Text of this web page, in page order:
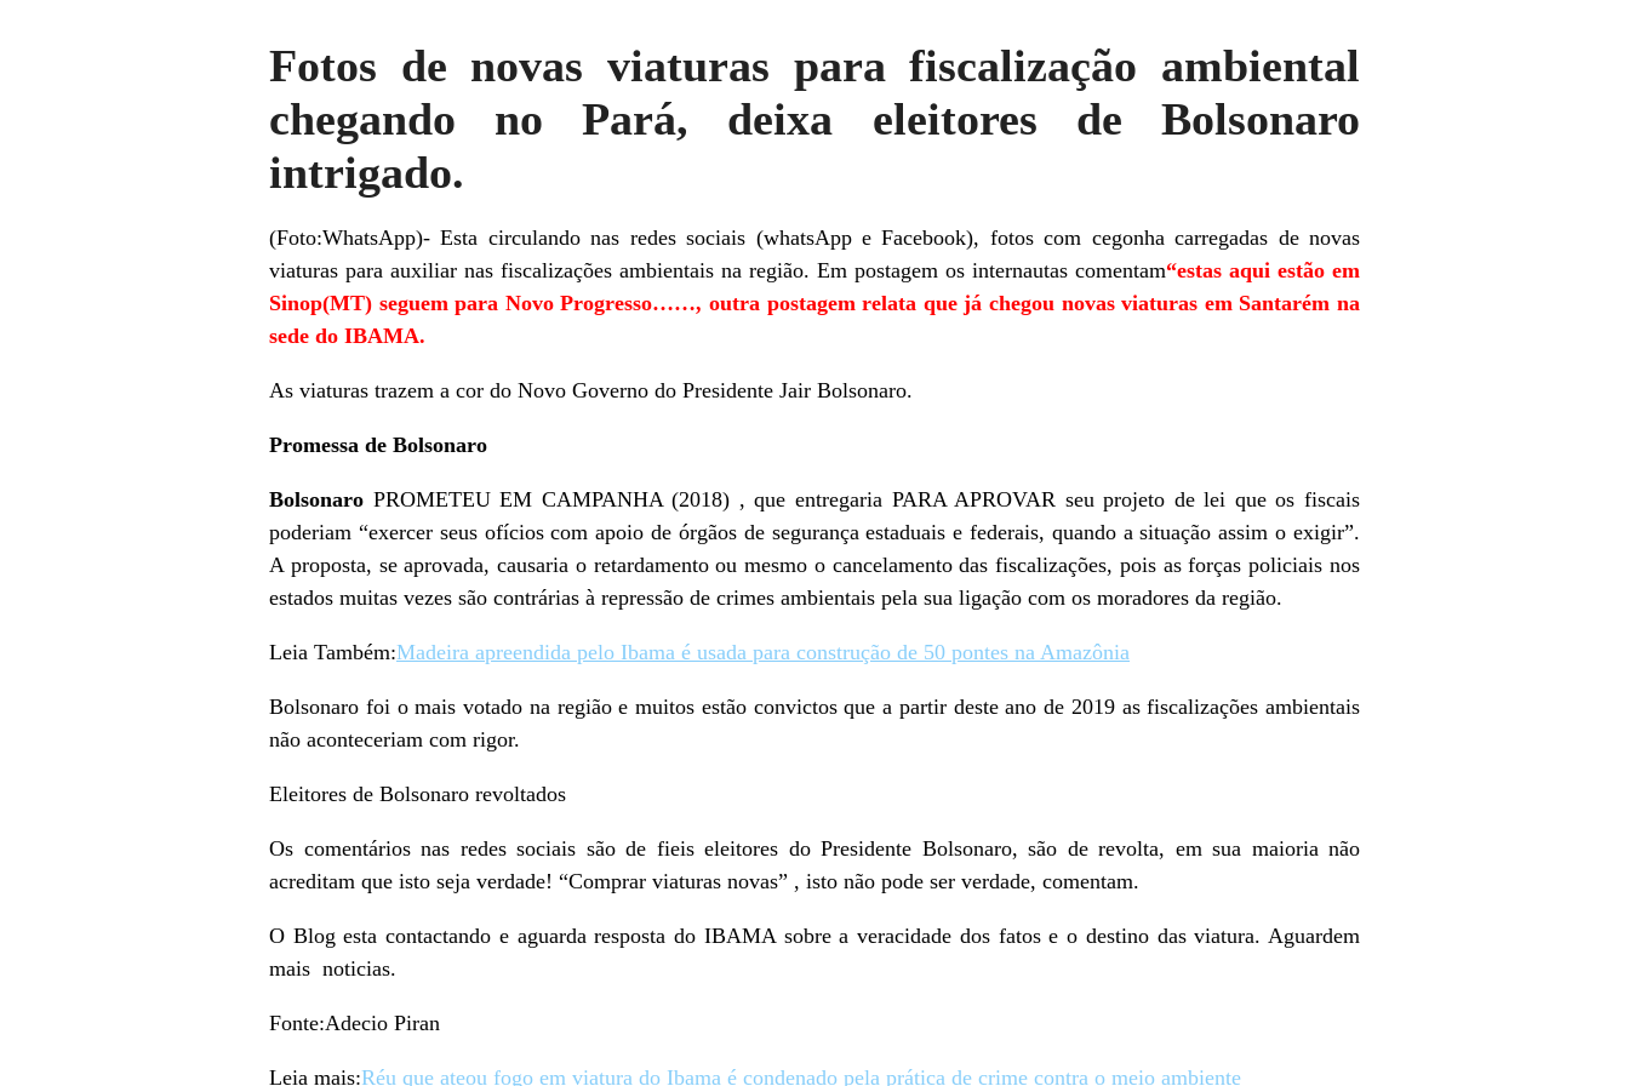
Fotos de novas viaturas para fiscalização ambiental
chegando no Pará, deixa eleitores de Bolsonaro
intrigado.
(Foto:WhatsApp)- Esta circulando nas redes sociais (whatsApp e Facebook), fotos com cegonha carregadas de novas
viaturas para auxiliar nas fiscalizações ambientais na região. Em postagem os internautas comentam“estas aqui estão em
Sinop(MT) seguem para Novo Progresso……, outra postagem relata que já chegou novas viaturas em Santarém na
sede do IBAMA.
As viaturas trazem a cor do Novo Governo do Presidente Jair Bolsonaro.
Promessa de Bolsonaro
Bolsonaro PROMETEU EM CAMPANHA (2018) , que entregaria PARA APROVAR seu projeto de lei que os fiscais
poderiam “exercer seus ofícios com apoio de órgãos de segurança estaduais e federais, quando a situação assim o exigir”.
A proposta, se aprovada, causaria o retardamento ou mesmo o cancelamento das fiscalizações, pois as forças policiais nos
estados muitas vezes são contrárias à repressão de crimes ambientais pela sua ligação com os moradores da região.
Leia Também:Madeira apreendida pelo Ibama é usada para construção de 50 pontes na Amazônia
Bolsonaro foi o mais votado na região e muitos estão convictos que a partir deste ano de 2019 as fiscalizações ambientais
não aconteceriam com rigor.
Eleitores de Bolsonaro revoltados
Os comentários nas redes sociais são de fieis eleitores do Presidente Bolsonaro, são de revolta, em sua maioria não
acreditam que isto seja verdade! “Comprar viaturas novas” , isto não pode ser verdade, comentam.
O Blog esta contactando e aguarda resposta do IBAMA sobre a veracidade dos fatos e o destino das viatura. Aguardem
mais noticias.
Fonte:Adecio Piran
Leia mais:Réu que ateou fogo em viatura do Ibama é condenado pela prática de crime contra o meio ambiente